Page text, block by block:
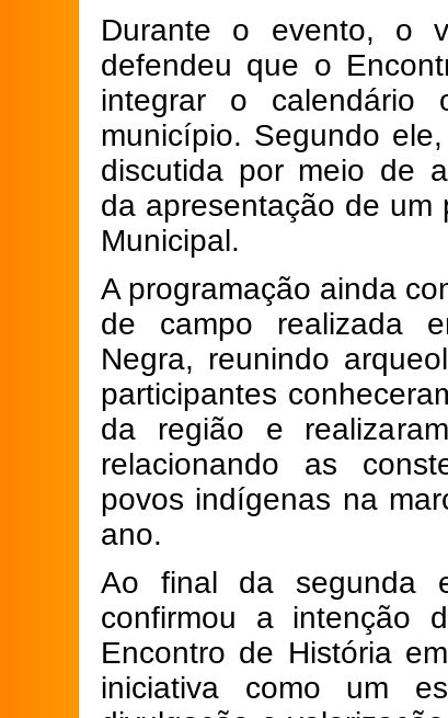
Durante o evento, o
defendeu que o
integrar o calendário
município. Segundo
discutida por meio de
da apresentação de um
Municipal.
A programação ainda
de campo realizada
Negra, reunindo
participantes
da região e
relacionando as
povos indígenas na
ano.
Ao final da segunda
confirmou a intenção
Encontro de História
iniciativa como um